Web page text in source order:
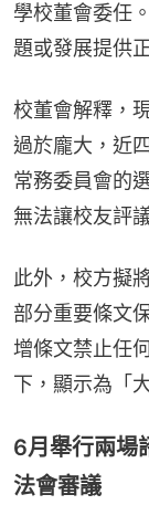
學校董會委任
題或發展提供
校董會解釋，
過於龐大，近
常務委員會的
無法讓校友評
此外，校方擬
部分重要條文
增條文禁止任
下，顯示為「
6月舉行兩
法會審議